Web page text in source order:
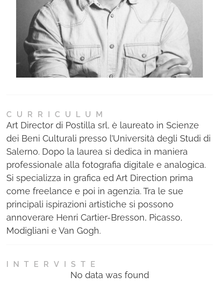
CURRICULUM
Art Director di Postilla srl, è laureato in Scienze
dei Beni Culturali presso l’Università degli Studi di
Salerno. Dopo la laurea si dedica in maniera
professionale alla fotografia digitale e analogica.
Si specializza in grafica ed Art Direction prima
come freelance e poi in agenzia. Tra le sue
principali ispirazioni artistiche si possono
annoverare Henri Cartier-Bresson, Picasso,
Modigliani e Van Gogh.
INTERVISTE
No data was found